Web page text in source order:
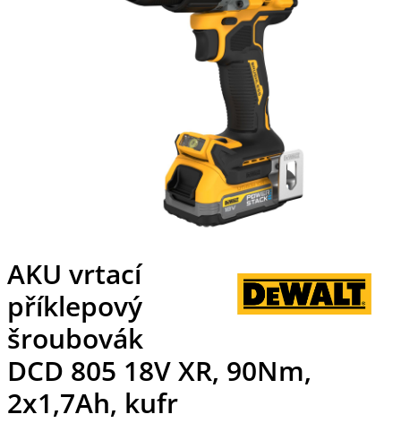
AKU vrtací
příklepový
šroubovák
DCD 805 18V XR, 90Nm,
2x1,7Ah, kufr